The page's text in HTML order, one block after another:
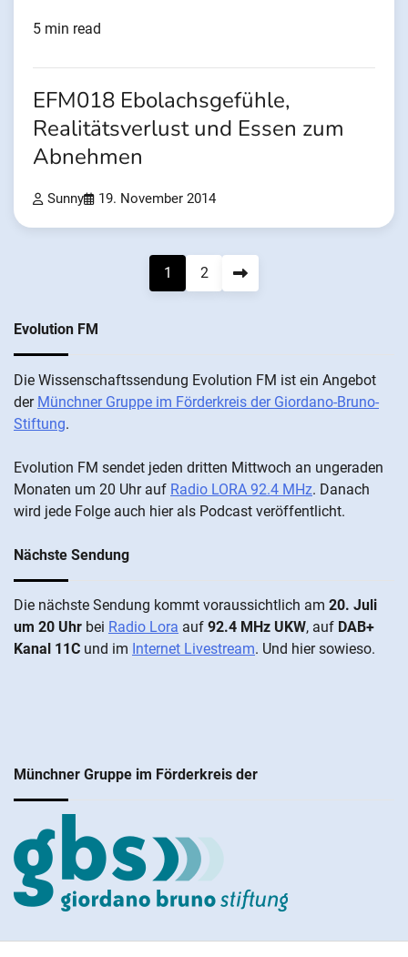
5 min read
EFM018 Ebolachsgefühle,
Realitätsverlust und Essen zum
Abnehmen
Sunny 19. November 2014
Seitennummerierung
Beiträge
1 2
Evolution FM
Die Wis­sen­schafts­send­ung Evolution FM ist ein An­ge­bot
der Münch­ner Grup­pe im För­der­kreis der Gi­ordano-Bruno-
Stiftung.
Evolution FM sen­det je­den drit­ten Mitt­woch an un­ge­ra­den
Mo­nat­en um 20 Uhr auf Radio LORA 92.4 MHz. Da­nach
wird je­de Fol­ge auch hier als Pod­cast ver­öffentlicht.
Nächste Sendung
Die näch­ste Sen­dung kommt vor­aus­sicht­lich am 20. Juli
um 20 Uhr bei Radio Lora auf 92.4 MHz UKW, auf DAB+
Kanal 11C und im Internet Livestream. Und hier sowieso.
Münchner Gruppe im Förderkreis der